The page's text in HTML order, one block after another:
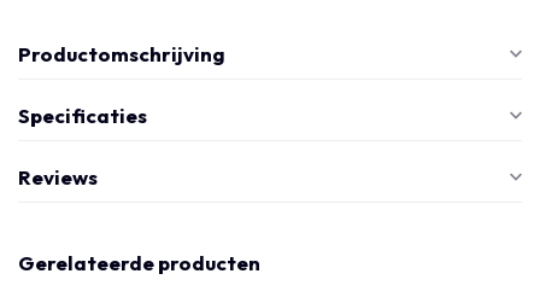
Productomschrijving
Specificaties
Reviews
Gerelateerde producten